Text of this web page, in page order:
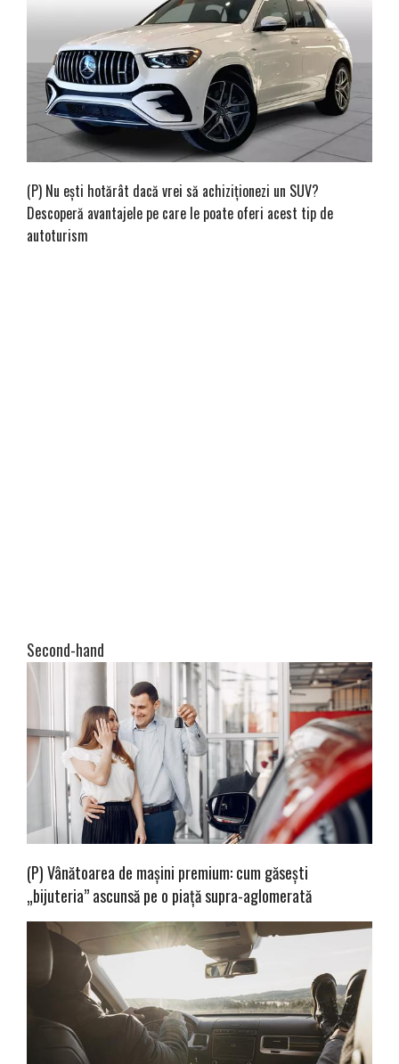
(P) Nu ești hotărât dacă vrei să achiziționezi un SUV?
Descoperă avantajele pe care le poate oferi acest tip de
autoturism
Second-hand
(P) Vânătoarea de mașini premium: cum găsești
„bijuteria” ascunsă pe o piață supra-aglomerată